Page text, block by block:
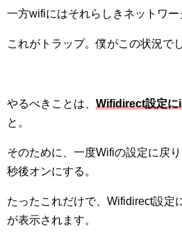
一方wifiにはそれらしきネットワー
これがトラップ。僕がこの状況で
やるべきことは、 Wifidirect設定に
と。
そのために、一度Wifiの設定に戻
秒後オンにする。
たったこれだけで、Wifidirect設定
が表示されます。